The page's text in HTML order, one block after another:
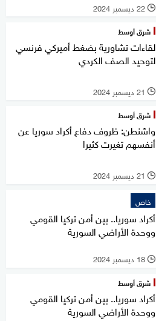
l 22 ديسمبر 2024
شرق أوسط
لقاءات تشاورية بضغط أميركي فرنسي
لتوحيد الصف الكردي
l 21 ديسمبر 2024
شرق أوسط
واشنطن: ظروف دفاع أكراد سوريا عن
أنفسهم تغيرت كثيرا
l 21 ديسمبر 2024
خاص
أكراد سوريا.. بين أمن تركيا القومي
ووحدة الأراضي السورية
l 18 ديسمبر 2024
شرق أوسط
أكراد سوريا.. بين أمن تركيا القومي
ووحدة الأراضي السورية